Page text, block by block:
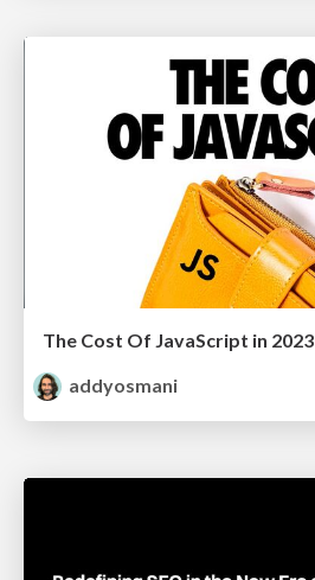
The Cost Of JavaScript in 2023
addyosmani